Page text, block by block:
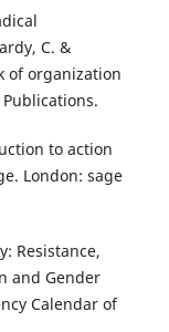
C. &
of organization
to action
London: sage
Resistance,
and Gender
Calendar of